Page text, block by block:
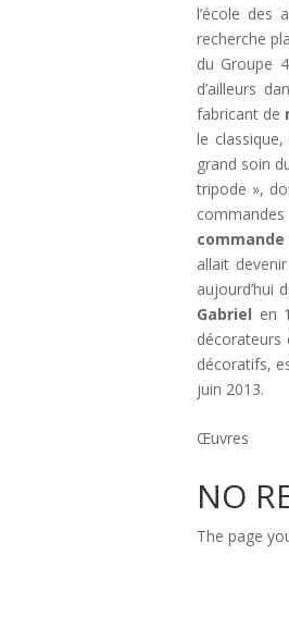
l’école des
recherche
du Groupe
d’ailleurs
fabricant de
le
grand soin
tripode »,
commande
allait devenir
aujourd’hui
Gabriel en
décorateurs
décoratifs,
juin 2013.
Œuvres
NO
The page